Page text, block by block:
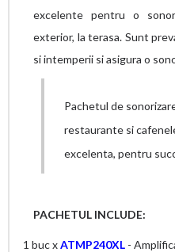
excelente pentru o
exterior, la terasa. Sunt
si intemperii si asigura o
Pachetul de
restaurante si
excelenta, pentru
PACHETUL INCLUDE:
1 buc xATMP240XL -